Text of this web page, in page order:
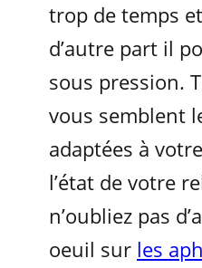
trop de temps
d’autre part il
sous pression.
vous semblent
adaptées à
l’état de votre
n’oubliez pas
oeuil sur les